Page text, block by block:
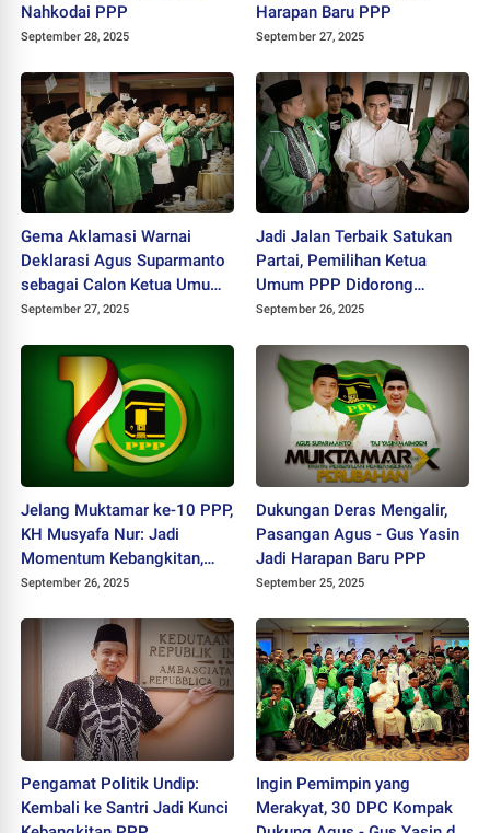
Nahkodai PPP
September 28, 2025
Harapan Baru PPP
September 27, 2025
Gema Aklamasi Warnai
Deklarasi Agus Suparmanto
sebagai Calon Ketua Umum
PPP
September 27, 2025
Jadi Jalan Terbaik Satukan
Partai, Pemilihan Ketua
Umum PPP Didorong
dengan Cara Aklamasi
September 26, 2025
Jelang Muktamar ke-10 PPP,
KH Musyafa Nur: Jadi
Momentum Kebangkitan,
Muktamar Harus Transparan
September 26, 2025
Dukungan Deras Mengalir,
Pasangan Agus - Gus Yasin
Jadi Harapan Baru PPP
September 25, 2025
Pengamat Politik Undip:
Kembali ke Santri Jadi Kunci
Ingin Pemimpin yang
Merakyat, 30 DPC Kompak